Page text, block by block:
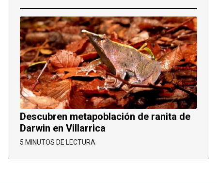
Descubren metapoblación de ranita de
Darwin en Villarrica
5 MINUTOS DE LECTURA